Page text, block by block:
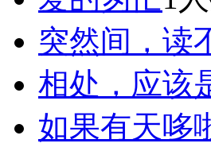
突然间，读
相处，应该
如果有天哆